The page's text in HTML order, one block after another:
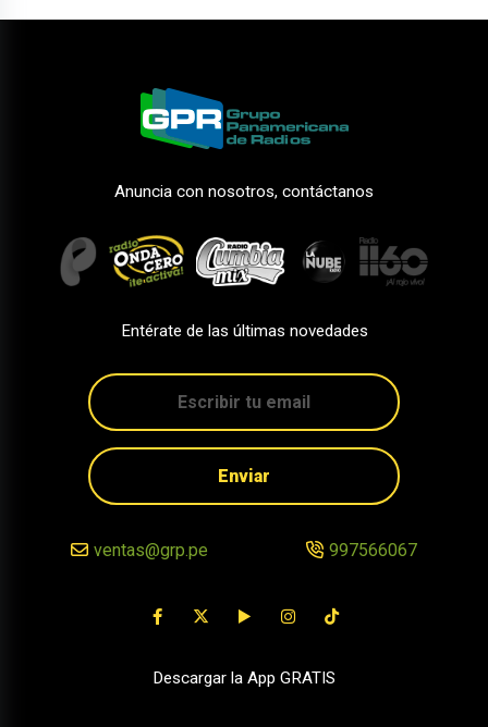
Anuncia con nosotros, contáctanos
Entérate de las últimas novedades
Enviar
ventas@grp.pe 997566067
Descargar la App GRATIS